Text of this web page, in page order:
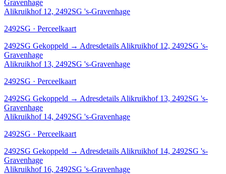
Gravenhage
Alikruikhof 12, 2492SG 's-Gravenhage
2492SG · Perceelkaart
2492SG Gekoppeld → Adresdetails Alikruikhof 12, 2492SG 's-
Gravenhage
Alikruikhof 13, 2492SG 's-Gravenhage
2492SG · Perceelkaart
2492SG Gekoppeld → Adresdetails Alikruikhof 13, 2492SG 's-
Gravenhage
Alikruikhof 14, 2492SG 's-Gravenhage
2492SG · Perceelkaart
2492SG Gekoppeld → Adresdetails Alikruikhof 14, 2492SG 's-
Gravenhage
Alikruikhof 16, 2492SG 's-Gravenhage